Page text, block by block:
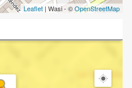
Leaflet | Wasi - ©OpenStreetMap